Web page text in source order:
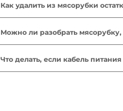
растительным маслом.
Как удалить из мясорубки
Можно ли разобрать мясорубку,
какие ее компоненты можно
Что делать, если кабель